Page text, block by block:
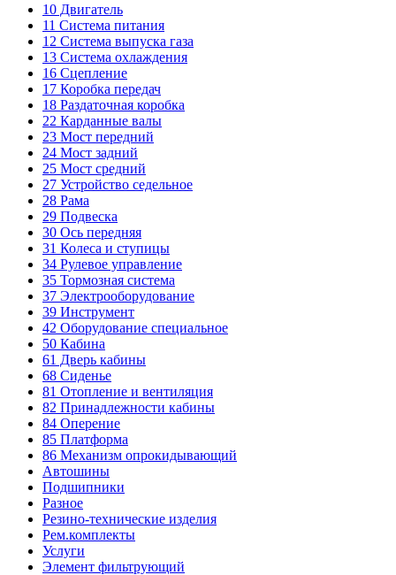
10 Двигатель
11 Система питания
12 Система выпуска газа
13 Система охлаждения
16 Сцепление
17 Коробка передач
18 Раздаточная коробка
22 Карданные валы
23 Мост передний
24 Мост задний
25 Мост средний
27 Устройство седельное
28 Рама
29 Подвеска
30 Ось передняя
31 Колеса и ступицы
34 Рулевое управление
35 Тормозная система
37 Электрооборудование
39 Инструмент
42 Оборудование специальное
50 Кабина
61 Дверь кабины
68 Сиденье
81 Отопление и вентиляция
82 Принадлежности кабины
84 Оперение
85 Платформа
86 Механизм опрокидывающий
Автошины
Подшипники
Разное
Резино-технические изделия
Рем.комплекты
Услуги
Элемент фильтрующий